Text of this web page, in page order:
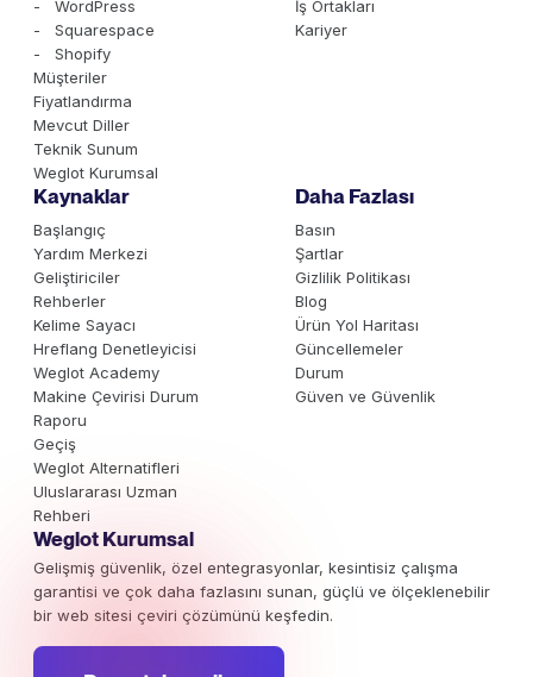
- WordPress
- Squarespace
- Shopify
Müşteriler
Fiyatlandırma
Mevcut Diller
Teknik Sunum
Weglot Kurumsal
İş Ortakları
Kariyer
Kaynaklar
Başlangıç
Yardım Merkezi
Geliştiriciler
Rehberler
Kelime Sayacı
Hreflang Denetleyicisi
Weglot Academy
Makine Çevirisi Durum
Raporu
Geçiş
Weglot Alternatifleri
Uluslararası Uzman
Rehberi
Daha Fazlası
Basın
Şartlar
Gizlilik Politikası
Blog
Ürün Yol Haritası
Güncellemeler
Durum
Güven ve Güvenlik
Weglot Kurumsal
Gelişmiş güvenlik, özel entegrasyonlar, kesintisiz çalışma
garantisi ve çok daha fazlasını sunan, güçlü ve ölçeklenebilir
bir web sitesi çeviri çözümünü keşfedin.